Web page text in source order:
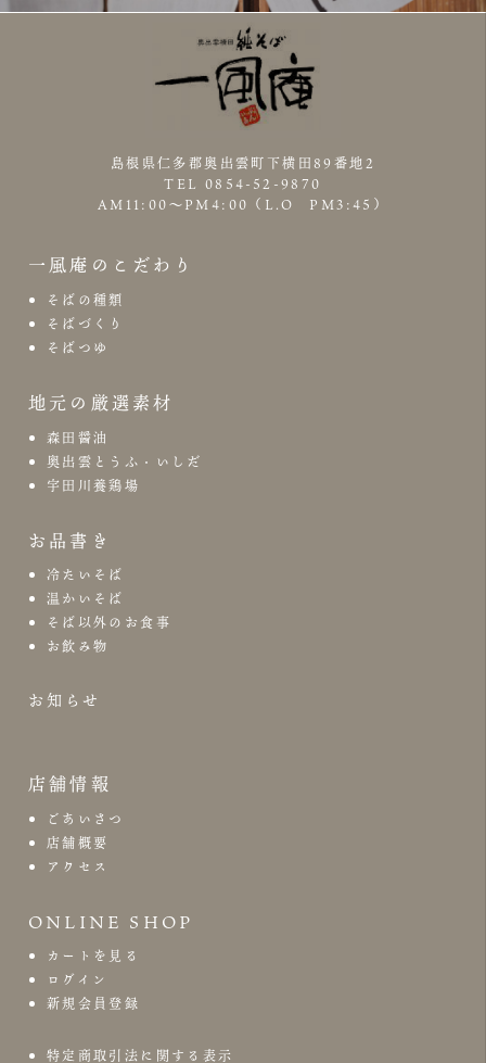
島根県仁多郡奥出雲町下横田89番地2
TEL 0854-52-9870
AM11:00～PM4:00（L.O PM3:45）
一風庵のこだわり
そばの種類
そばづくり
そばつゆ
地元の厳選素材
森田醤油
奥出雲とうふ・いしだ
宇田川養鶏場
お品書き
冷たいそば
温かいそば
そば以外のお食事
お飲み物
お知らせ
店舗情報
ごあいさつ
店舗概要
アクセス
ONLINE SHOP
カートを見る
ログイン
新規会員登録
特定商取引法に関する表示